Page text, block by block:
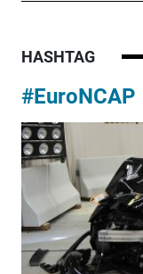
HASHTAG
#EuroNCAP